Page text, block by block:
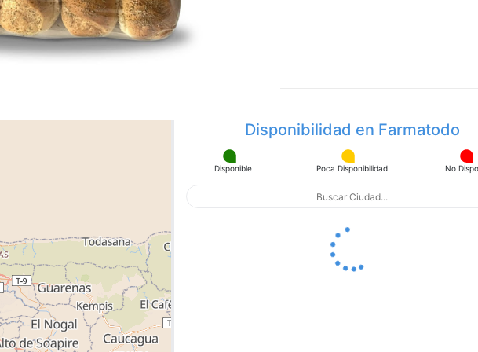
Cargando Mapa con
Tiendas ...
Disponibilidad en Farmatodo
Disponible Poca Disponibilidad No